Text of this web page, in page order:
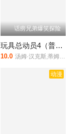
话痨兄弟爆笑探险
玩具总动员4（普通话）
10.0 汤姆·汉克斯,蒂姆·艾伦,安妮·波茨,托尼·海尔,琼·库萨克
动漫